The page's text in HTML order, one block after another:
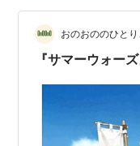
シュナー
撮影：
編集：
ジェフ・
ウェンデ
デザイン：シド
おのおののひとり
『サマーウォー